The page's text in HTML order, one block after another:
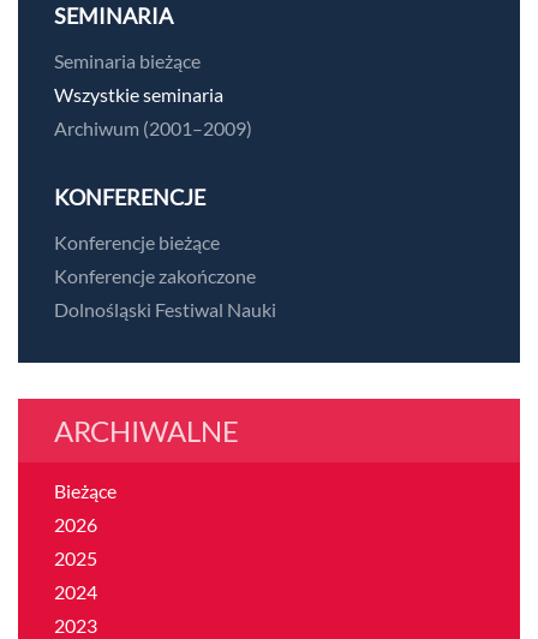
SEMINARIA
Seminaria bieżące
Wszystkie seminaria
Archiwum (2001–2009)
KONFERENCJE
Konferencje bieżące
Konferencje zakończone
Dolnośląski Festiwal Nauki
ARCHIWALNE
Bieżące
2026
2025
2024
2023